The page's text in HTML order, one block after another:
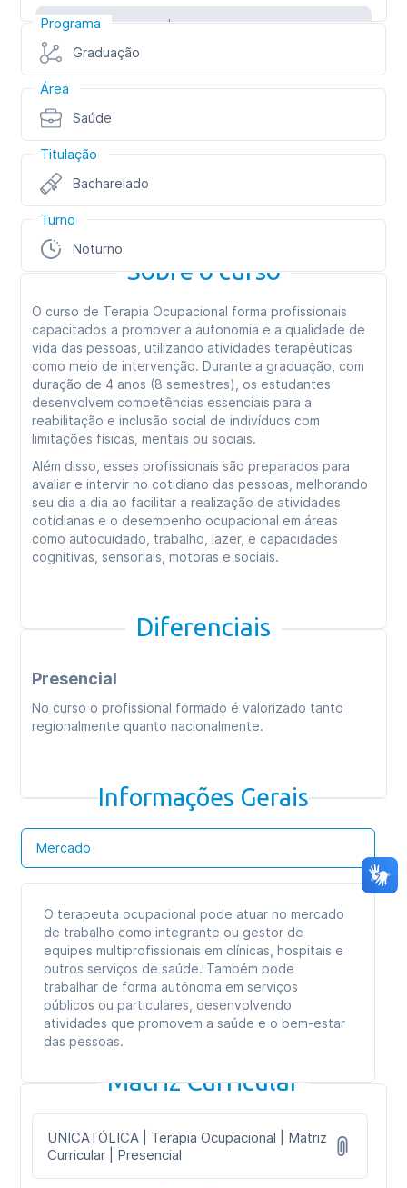
Programa
Graduação
Área
Saúde
Titulação
Bacharelado
Turno
Noturno
Sobre o curso
O curso de Terapia Ocupacional forma profissionais
capacitados a promover a autonomia e a qualidade de
vida das pessoas, utilizando atividades terapêuticas
como meio de intervenção. Durante a graduação, com
duração de 4 anos (8 semestres), os estudantes
desenvolvem competências essenciais para a
reabilitação e inclusão social de indivíduos com
limitações físicas, mentais ou sociais.
Além disso, esses profissionais são preparados para
avaliar e intervir no cotidiano das pessoas, melhorando
seu dia a dia ao facilitar a realização de atividades
cotidianas e o desempenho ocupacional em áreas
como autocuidado, trabalho, lazer, e capacidades
cognitivas, sensoriais, motoras e sociais.
Diferenciais
Presencial
No curso o profissional formado é valorizado tanto
regionalmente quanto nacionalmente.
Informações Gerais
Mercado
O terapeuta ocupacional pode atuar no mercado
de trabalho como integrante ou gestor de
equipes multiprofissionais em clínicas, hospitais e
outros serviços de saúde. Também pode
trabalhar de forma autônoma em serviços
públicos ou particulares, desenvolvendo
atividades que promovem a saúde e o bem-estar
das pessoas.
Matriz Curricular
UNICATÓLICA | Terapia Ocupacional | Matriz
Curricular | Presencial
Inscreva-se